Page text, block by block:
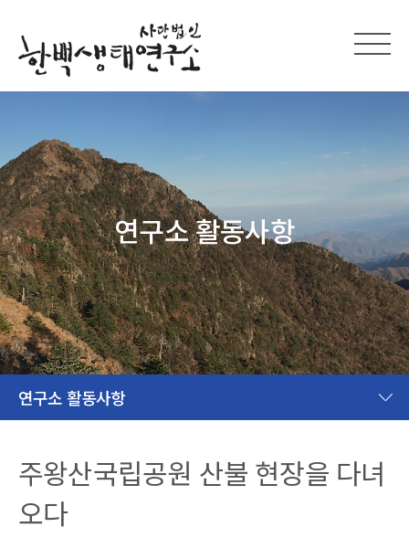
연구소 활동사항
연구소 활동사항
주왕산국립공원 산불 현장을 다녀
오다